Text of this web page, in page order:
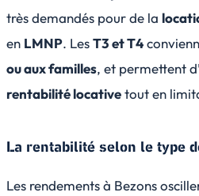
très demandés pour de la
en LMNP. LesT3 et T4
ou aux familles, et permettent
rentabilité locativetout en
La rentabilité selon le type
Les rendements à Bezons